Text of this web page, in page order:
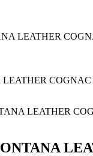
LEATHER